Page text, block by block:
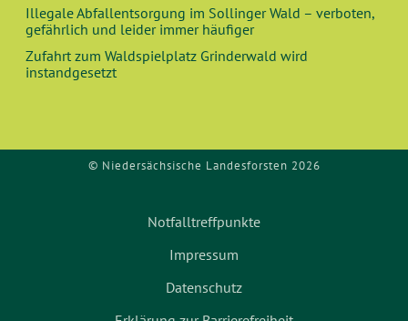
Illegale Abfallentsorgung im Sollinger Wald – verboten,
gefährlich und leider immer häufiger
Zufahrt zum Waldspielplatz Grinderwald wird
instandgesetzt
© Niedersächsische Landesforsten 2026
Notfalltreffpunkte
Impressum
Datenschutz